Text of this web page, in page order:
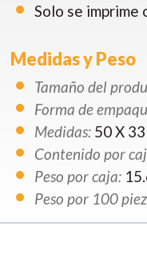
Solo se
Medidas y Peso
Tamaño del
Forma de
Medidas: 50 X
Contenido por
Peso por caja:
Peso por 100